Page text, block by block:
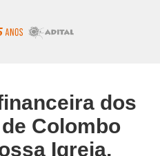
dos
Colombo
Igreja,